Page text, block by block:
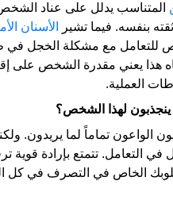
المتناسب يدلل على عناد
بنفسه. فيما تشير
الأسنان
للتعامل مع مشكلة الخجل في
هذا يعني مقدرة الشخص على
العملية.
ينجذبون لهذا الشخص؟
الواعون تماماً لما يريدون.
التعامل. تتمتع بإرادة قوية
الخاص في التصرف في كل